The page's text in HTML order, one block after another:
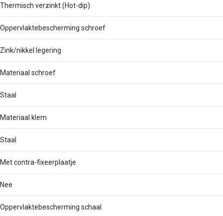
Thermisch verzinkt (Hot-dip)
Oppervlaktebescherming schroef
Zink/nikkel legering
Materiaal schroef
Staal
Materiaal klem
Staal
Met contra-fixeerplaatje
Nee
Oppervlaktebescherming schaal